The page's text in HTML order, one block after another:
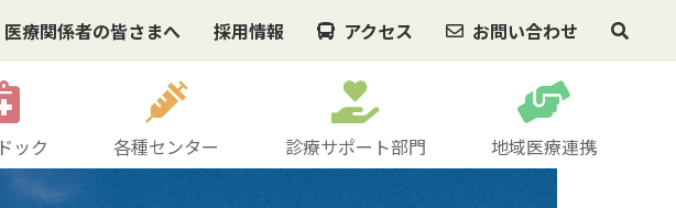
医療関係者の皆さまへ 採用情報 アクセス お問い合わせ
ック 各種センター 診療サポート部門 地域医療連携